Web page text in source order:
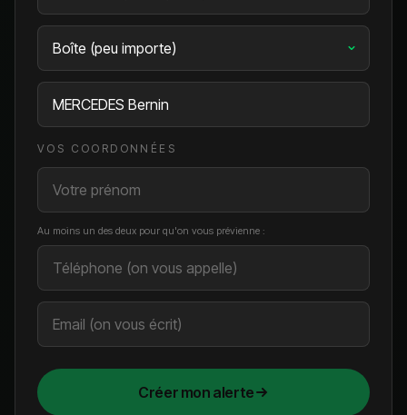
VOS COORDONNÉES
Au moins un des deux pour qu'on vous prévienne :
Créer mon alerte